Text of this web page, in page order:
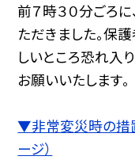
前７時３０分ごろ
ただきました。保
しいところ恐れ入
お願いいたします。
▼非常変災時の措
ージ）